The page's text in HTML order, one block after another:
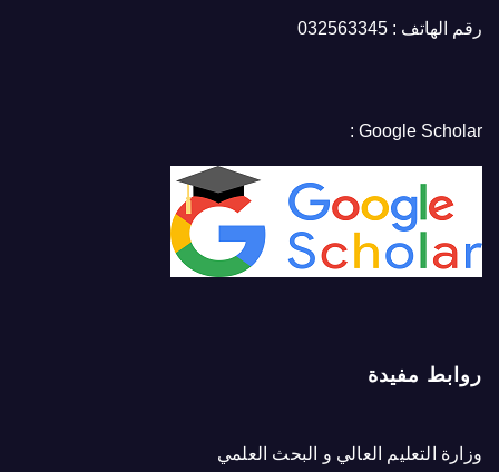
رقم الهاتف : 032563345
Google Scholar :
روابط مفيدة
وزارة التعليم العالي و البحث العلمي